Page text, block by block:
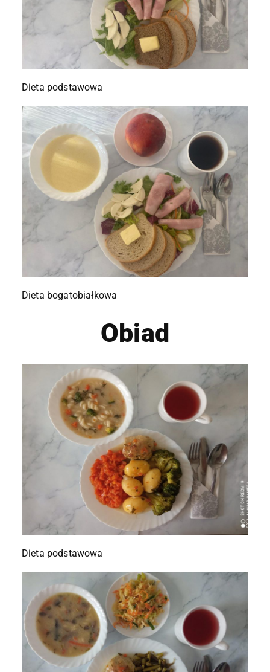
Dieta podstawowa
Dieta bogatobiałkowa
Obiad
Dieta podstawowa